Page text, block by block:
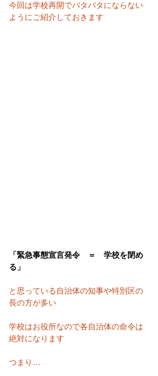
今回は学校再開でバタバタにならない
ようにご紹介しておきます
「緊急事態宣言発令　＝　学校を閉め
る」
と思っている自治体の知事や特別区の
長の方が多い
学校はお役所なので各自治体の命令は
絶対になります
つまり…